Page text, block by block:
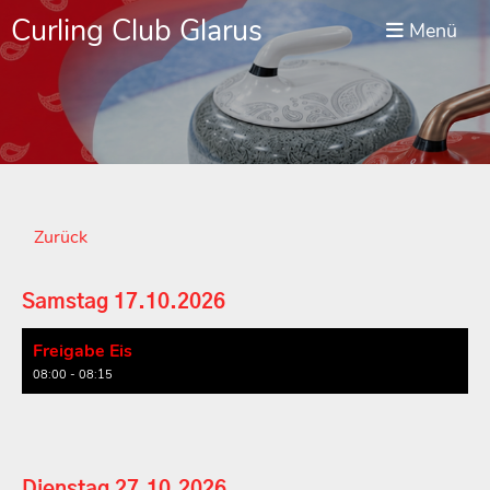
Curling Club Glarus Menü
Zurück
Samstag 17.10.2026
Freigabe Eis
08:00 - 08:15